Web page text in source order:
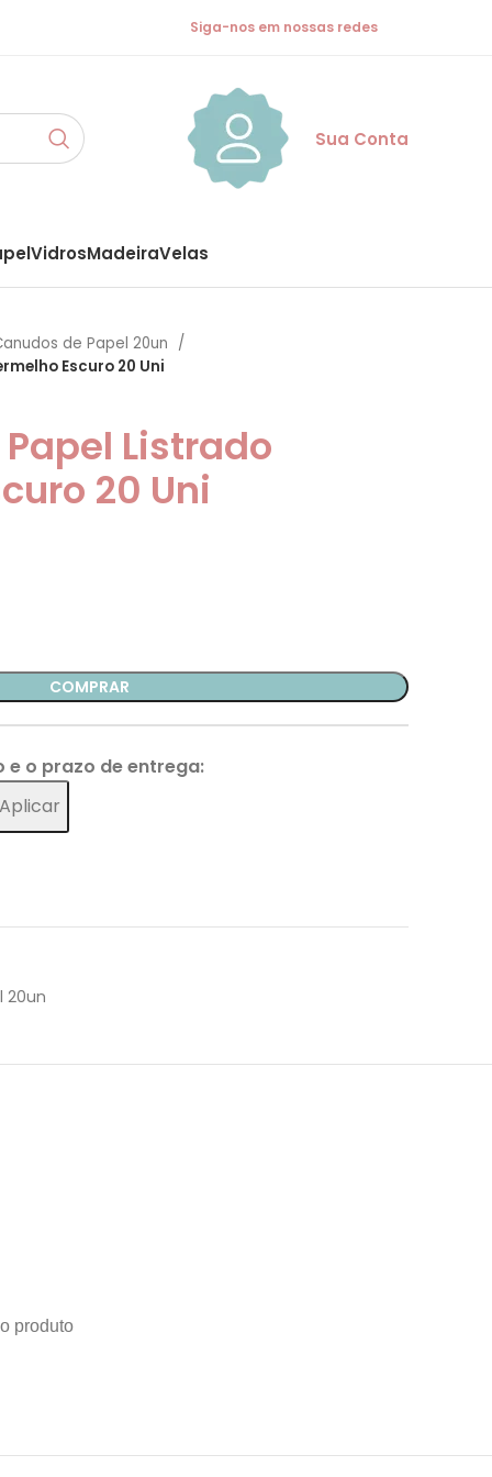
Siga-nos em nossas redes
Sua Conta
VidrosMadeiraVelas
de Papel 20un
Escuro 20 Uni
Listrado
20 Uni
COMPRAR
e o prazo de entrega:
Aplicar
20un
produto